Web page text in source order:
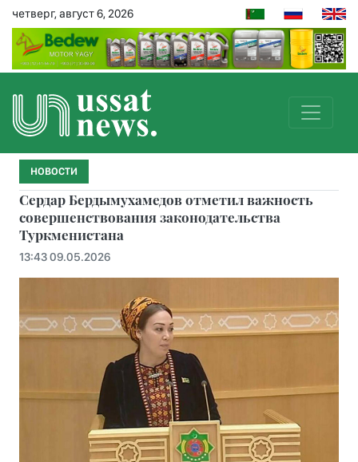
четверг, август 6, 2026
НОВОСТИ
Сердар Бердымухамедов отметил важность
совершенствования законодательства
Туркменистана
13:43 09.05.2026